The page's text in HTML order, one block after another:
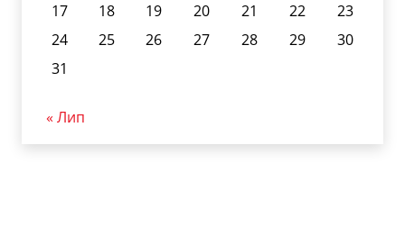
17
18 19 20 21 22
23
24
25 26 27 28 29
30
31
« Лип